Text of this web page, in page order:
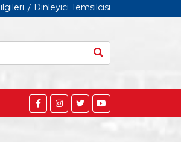
Dinleyici Temsilcisi